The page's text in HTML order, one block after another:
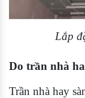
Lắp
Do trần nhà
Trần nhà hay